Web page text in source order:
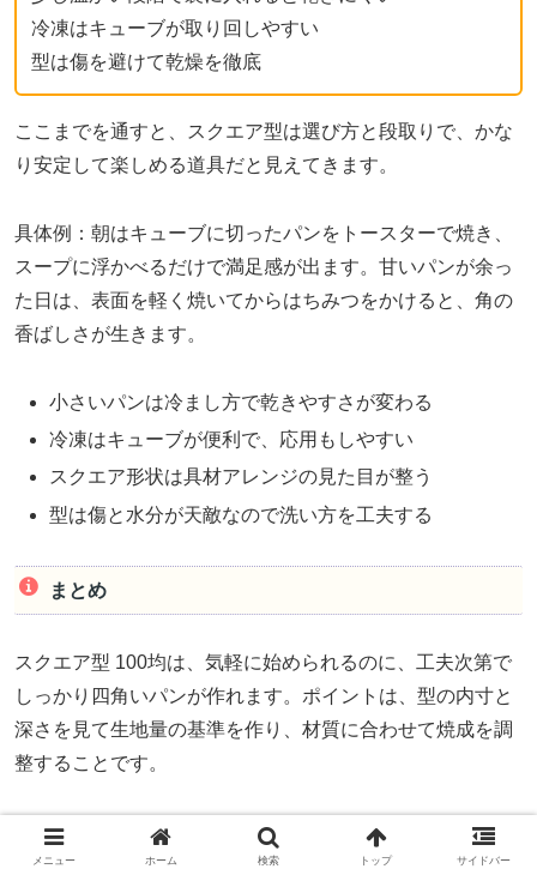
冷凍はキューブが取り回しやすい
型は傷を避けて乾燥を徹底
ここまでを通すと、スクエア型は選び方と段取りで、かな
り安定して楽しめる道具だと見えてきます。
具体例：朝はキューブに切ったパンをトースターで焼き、
スープに浮かべるだけで満足感が出ます。甘いパンが余っ
た日は、表面を軽く焼いてからはちみつをかけると、角の
香ばしさが生きます。
小さいパンは冷まし方で乾きやすさが変わる
冷凍はキューブが便利で、応用もしやすい
スクエア形状は具材アレンジの見た目が整う
型は傷と水分が天敵なので洗い方を工夫する
まとめ
スクエア型 100均は、気軽に始められるのに、工夫次第で
しっかり四角いパンが作れます。ポイントは、型の内寸と
深さを見て生地量の基準を作り、材質に合わせて焼成を調
整することです。
うまくいかないときも、原因はだいたい発酵の進みすぎ、
生地量、熱の当たり方、取り出しタイミングに集まりま
メニュー ホーム 検索 トップ サイドバー